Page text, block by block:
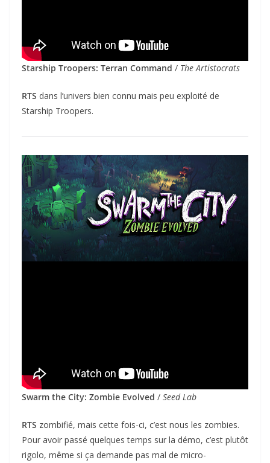
Starship Troopers: Terran Command / The Artistocrats
RTS dans l’univers bien connu mais peu exploité de
Starship Troopers.
Swarm the City: Zombie Evolved / Seed Lab
RTS zombifié, mais cette fois-ci, c’est nous les zombies.
Pour avoir passé quelques temps sur la démo, c’est plutôt
rigolo, même si ça demande pas mal de micro-